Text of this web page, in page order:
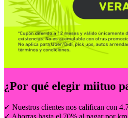
¿Por qué elegir miituo
✓ Nuestros clientes nos califican con
✓ Ahorras hasta el 70% al pagar por km